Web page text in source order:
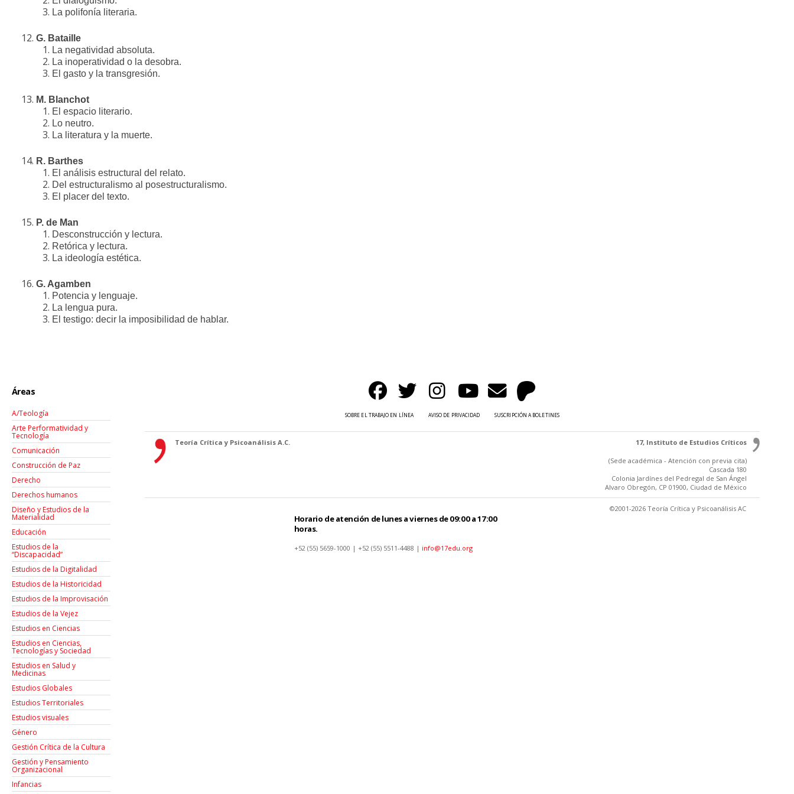
La polifonía literaria.
G. Bataille
La negatividad absoluta.
La inoperatividad o la desobra.
El gasto y la transgresión.
M. Blanchot
El espacio literario.
Lo neutro.
La literatura y la muerte.
R. Barthes
El análisis estructural del relato.
Del estructuralismo al posestructuralismo.
El placer del texto.
P. de Man
Desconstrucción y lectura.
Retórica y lectura.
La ideología estética.
G. Agamben
Potencia y lenguaje.
La lengua pura.
El testigo: decir la imposibilidad de hablar.
Áreas
A/Teología
Arte Performatividad y
Tecnología
Comunicación
Construcción de Paz
Derecho
Derechos humanos
Diseño y Estudios de la
Materialidad
Educación
Estudios de la
“Discapacidad”
Estudios de la Digitalidad
Estudios de la Historicidad
Estudios de la Improvisación
Estudios de la Vejez
Estudios en Ciencias
Estudios en Ciencias,
Tecnologías y Sociedad
Estudios en Salud y
Medicinas
Estudios Globales
Estudios Territoriales
Estudios visuales
Género
Gestión Crítica de la Cultura
Gestión y Pensamiento
Organizacional
Infancias
SOBRE EL TRABAJO EN LÍNEA AVISO DE PRIVACIDAD SUSCRIPCIÓN A BOLETINES
Teoría Crítica y Psicoanálisis A.C. 17, Instituto de Estudios Críticos
(Sede académica - Atención con previa cita)
Cascada 180
Colonia Jardínes del Pedregal de San Ángel
Alvaro Obregón, CP 01900, Ciudad de México
Horario de atención de lunes a viernes de 09:00 a 17:00
horas.
+52 (55) 5659-1000 | +52 (55) 5511-4488 | info@17edu.org
©2001-2026 Teoría Crítica y Psicoanálisis AC